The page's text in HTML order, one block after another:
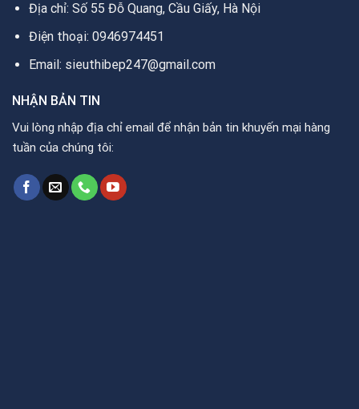
Địa chỉ: Số 55 Đỗ Quang, Cầu Giấy, Hà Nội
Điện thoại: 0946974451
Email: sieuthibep247@gmail.com
NHẬN BẢN TIN
Vui lòng nhập địa chỉ email để nhận bản tin khuyến mại hàng
tuần của chúng tôi: